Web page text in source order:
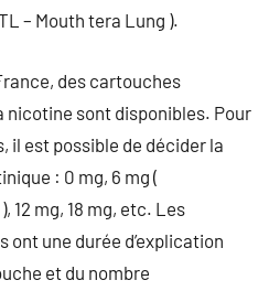
– Mouth tera Lung ).
des cartouches
nicotine sont disponibles. Pour
il est possible de décider la
: 0 mg, 6 mg (
12 mg, 18 mg, etc. Les
une durée d’explication
et du nombre